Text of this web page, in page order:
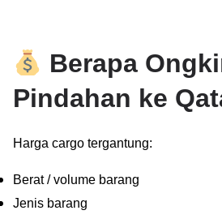
Berapa
Pindahan ke
Harga cargo tergantung:
Berat / volume barang
Jenis barang